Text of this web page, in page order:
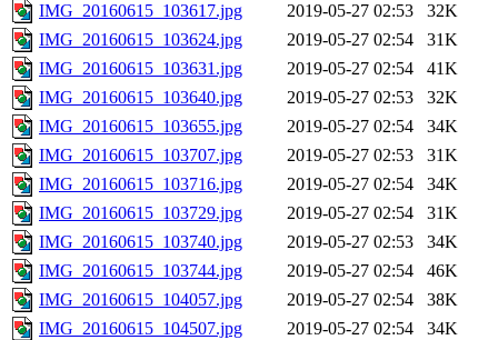
IMG_20160615_103617.jpg
2019-05-27 02:53
32K
IMG_20160615_103624.jpg
2019-05-27 02:54
31K
IMG_20160615_103631.jpg
2019-05-27 02:54
41K
IMG_20160615_103640.jpg
2019-05-27 02:53
32K
IMG_20160615_103655.jpg
2019-05-27 02:54
34K
IMG_20160615_103707.jpg
2019-05-27 02:53
31K
IMG_20160615_103716.jpg
2019-05-27 02:54
34K
IMG_20160615_103729.jpg
2019-05-27 02:54
31K
IMG_20160615_103740.jpg
2019-05-27 02:53
34K
IMG_20160615_103744.jpg
2019-05-27 02:54
46K
IMG_20160615_104057.jpg
2019-05-27 02:54
38K
IMG_20160615_104507.jpg
2019-05-27 02:54
34K